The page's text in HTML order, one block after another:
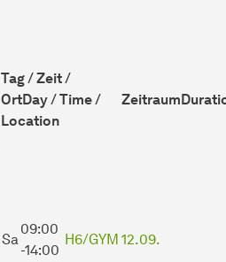
Tag / Zeit /
OrtDay / Time /
Location
Zeitraum
Sa
09:00
-14:00
H6/GYM 12.09.